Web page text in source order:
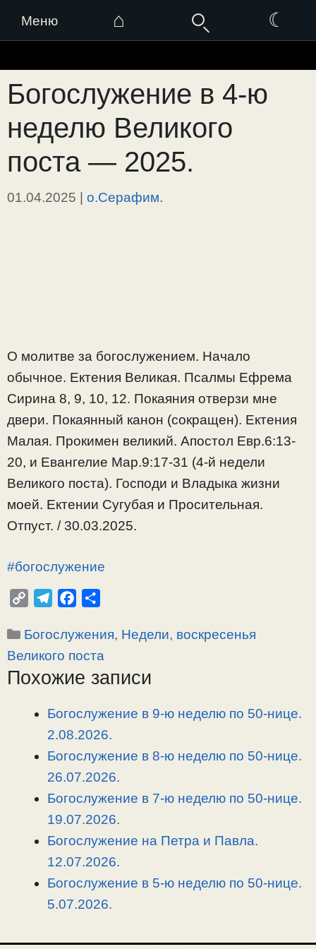
Меню ⌂ ☾
к
содержимому
Богослужение в 4-ю
неделю Великого
поста — 2025.
01.04.2025 | о.Серафим.
О молитве за богослужением. Начало
обычное. Ектения Великая. Псалмы Ефрема
Сирина 8, 9, 10, 12. Покаяния отверзи мне
двери. Покаянный канон (сокращен). Ектения
Малая. Прокимен великий. Апостол Евр.6:13-
20, и Евангелие Мар.9:17-31 (4-й недели
Великого поста). Господи и Владыка жизни
моей. Ектении Сугубая и Просительная.
Отпуст. / 30.03.2025.
#богослужение
p
y
L
l
e
g
a
c
e
b
п
р
а
Рубрики
Богослужения, Недели, воскресенья
Великого поста
Похожие записи
Богослужение в 9-ю неделю по 50-нице.
2.08.2026.
Богослужение в 8-ю неделю по 50-нице.
26.07.2026.
Богослужение в 7-ю неделю по 50-нице.
19.07.2026.
Богослужение на Петра и Павла.
12.07.2026.
Богослужение в 5-ю неделю по 50-нице.
5.07.2026.